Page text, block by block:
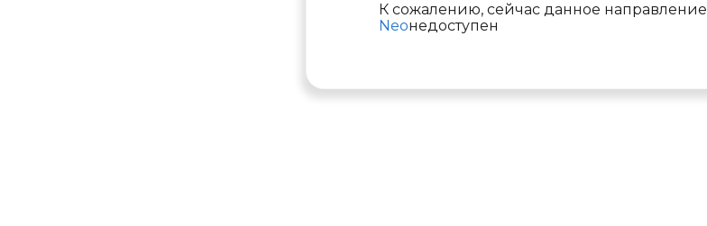
К сожалению, сейчас данное направление
Neoнедоступен